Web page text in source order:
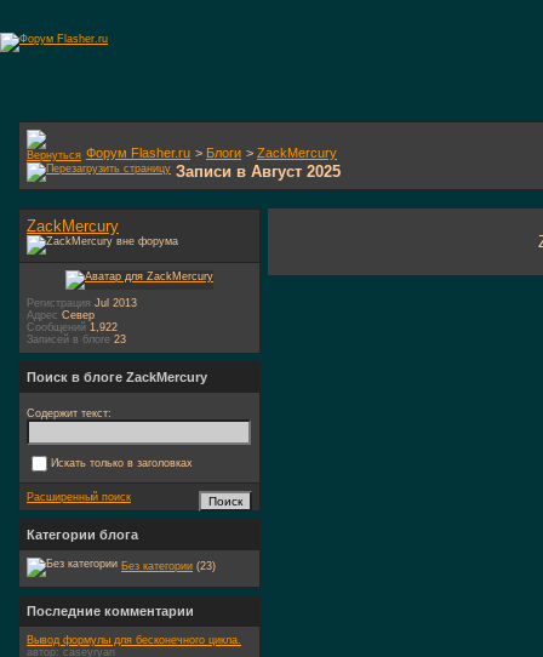
Форум Flasher.ru > Блоги > ZackMercury
Записи в Август 2025
ZackMercury
Регистрация Jul 2013
Адрес Север
Сообщений 1,922
Записей в блоге 23
Поиск в блоге ZackMercury
Содержит текст:
Искать только в заголовках
Расширенный поиск
Категории блога
Без категории (23)
Последние комментарии
Вывод формулы для бесконечного цикла.
автор: caseyryan